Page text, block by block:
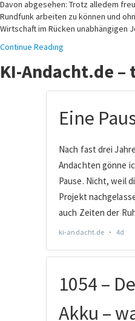
Davon abgesehen: Trotz alledem
Rundfunk arbeiten zu können und
Wirtschaft im Rücken unabhängigen
Continue Reading
KI-Andacht.de –